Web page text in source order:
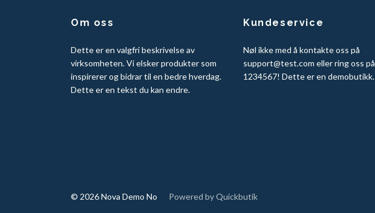
Om oss
Dette er en valgfri beskrivelse av
virksomheten. Vi elsker produkter som
inspirerer og bidrar til en bedre hverdag.
Dette er en tekst du kan endre.
Kundeservice
Nøl ikke med å kontakte oss på
support@test.com eller ring oss på
1234567! Dette er en demobutikk.
© 2026 Nova Demo No Powered by Quickbutik